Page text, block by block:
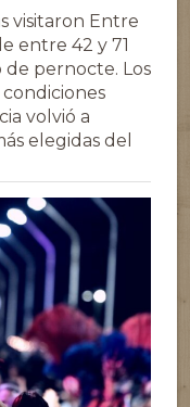
visitaron Entre
entre 42 y 71
de pernocte. Los
volvió a
elegidas del